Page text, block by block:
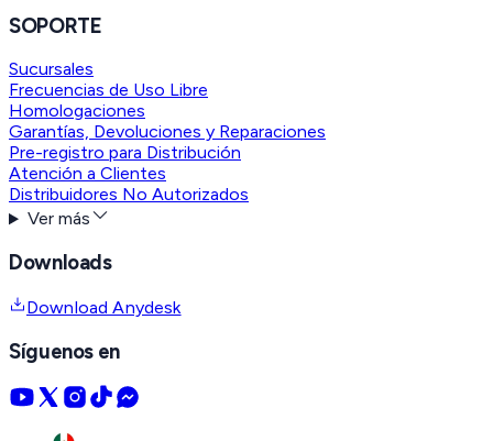
SOPORTE
Sucursales
Frecuencias de Uso Libre
Homologaciones
Garantías, Devoluciones y Reparaciones
Pre-registro para Distribución
Atención a Clientes
Distribuidores No Autorizados
Ver más
Downloads
Download Anydesk
Síguenos en